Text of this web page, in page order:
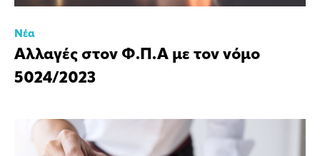
Νέα
Αλλαγές στον Φ.Π.Α με τον νόμο
5024/2023